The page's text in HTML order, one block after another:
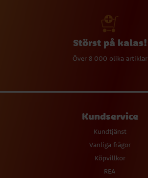
Störst på kalas!
Över 8 000 olika artiklar
Kundservice
Kundtjänst
Vanliga frågor
Köpvillkor
REA